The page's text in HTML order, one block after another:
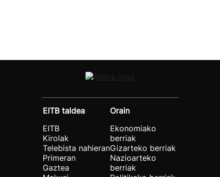
EITB taldea
EITB
Kirolak
Telebista nahieran
Primeran
Gaztea
Orain
Ekonomiako
berriak
Gizarteko berriak
Nazioarteko
berriak